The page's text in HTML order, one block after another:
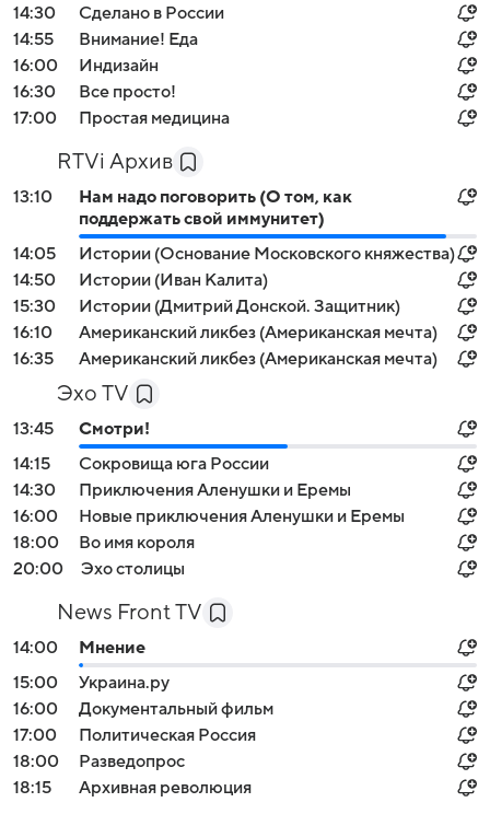
14:30
Сделано в России
14:55
Внимание! Еда
16:00
Индизайн
16:30
Все просто!
17:00
Простая медицина
RTVi Архив
13:10
Нам надо поговорить (О том, как
поддержать свой иммунитет)
14:05
Истории (Основание Московского княжества)
14:50
Истории (Иван Калита)
15:30
Истории (Дмитрий Донской. Защитник)
16:10
Американский ликбез (Американская мечта)
16:35
Американский ликбез (Американская мечта)
Эхо TV
13:45
Смотри!
14:15
Сокровища юга России
14:30
Приключения Аленушки и Еремы
16:00
Новые приключения Аленушки и Еремы
18:00
Во имя короля
20:00
Эхо столицы
News Front TV
14:00
Мнение
15:00
Украина.ру
16:00
Документальный фильм
17:00
Политическая Россия
18:00
Разведопрос
18:15
Архивная революция